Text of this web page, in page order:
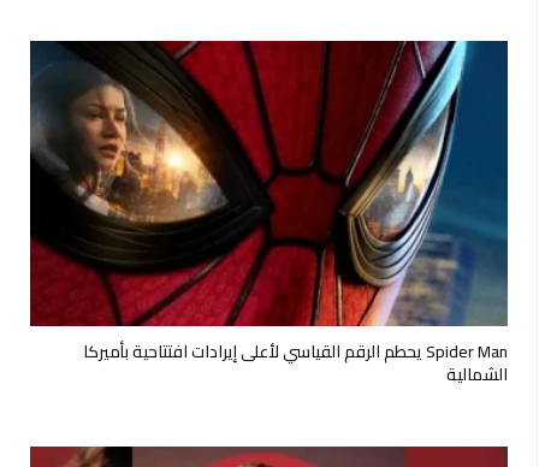
Spider Man يحطم الرقم القياسي لأعلى إيرادات افتتاحية بأميركا
الشمالية